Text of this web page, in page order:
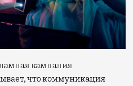
кампания
что коммуникация